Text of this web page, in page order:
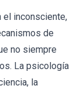
el inconsciente,
de
no siempre
La psicología
la